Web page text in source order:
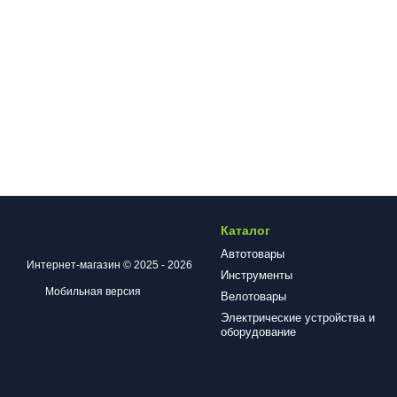
Интернет-магазин © 2025 - 2026
Мобильная версия
Каталог
Автотовары
Инструменты
Велотовары
Электрические устройства и
оборудование